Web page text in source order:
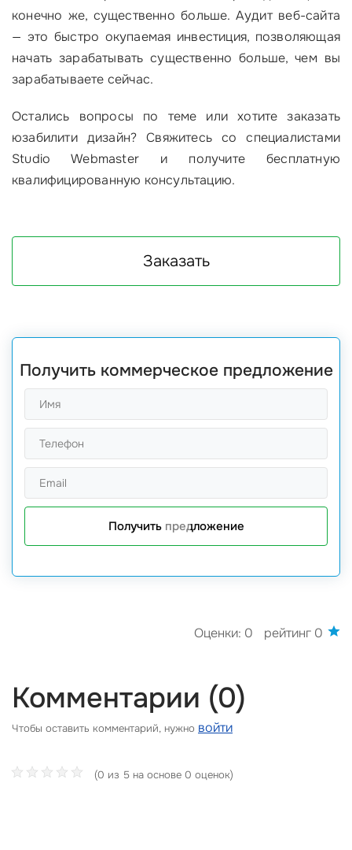
конечно же, существенно больше. Аудит веб-сайта
— это быстро окупаемая инвестиция, позволяющая
начать зарабатывать существенно больше, чем вы
зарабатываете сейчас.
Остались вопросы по теме или хотите заказать
юзабилити дизайн? Свяжитесь со специалистами
Studio Webmaster и получите бесплатную
квалифицированную консультацию.
Заказать
Получить коммерческое предложение
Получить предложение
Оценки: 0 рейтинг 0
Комментарии (0)
Чтобы оставить комментарий, нужно войти
(0 из 5 на основе 0 оценок)